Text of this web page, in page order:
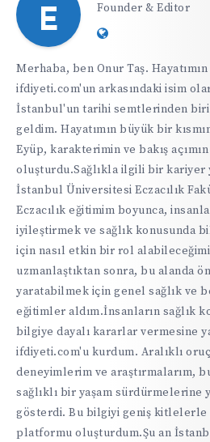
E Founder & Editor
Website:
Merhaba, ben Onur Taş.
ifdiyeti.com'un arkasındaki isim
İstanbul'un tarihi semtlerinden biri
geldim. Hayatımın büyük bir
Eyüp, karakterimin ve bakış
oluşturdu.Sağlıkla ilgili bir kariyer
İstanbul Üniversitesi Eczacılık
Eczacılık eğitimim boyunca,
iyileştirmek ve sağlık konusunda
için nasıl etkin bir rol alabileceğimi
uzmanlaştıktan sonra, bu alanda
yaratabilmek için genel sağlık ve
eğitimler aldım.İnsanların sağlık
bilgiye dayalı kararlar vermesine
ifdiyeti.com'u kurdum. Aralıklı
deneyimlerim ve araştırmalarım,
sağlıklı bir yaşam sürdürmelerine
gösterdi. Bu bilgiyi geniş kitlelerle
platformu oluşturdum.Şu an